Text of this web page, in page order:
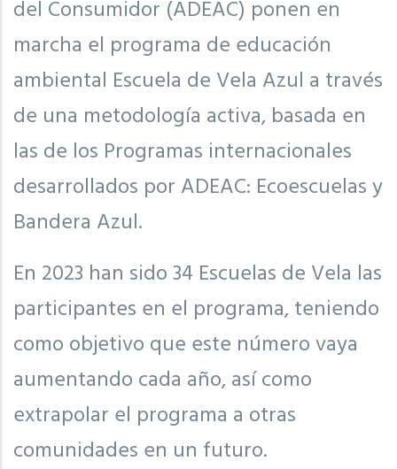
del Consumidor (ADEAC) ponen en
marcha el programa de educación
ambiental Escuela de Vela Azul a través
de una metodología activa, basada en
las de los Programas internacionales
desarrollados por ADEAC: Ecoescuelas y
Bandera Azul.
En 2023 han sido 34 Escuelas de Vela las
participantes en el programa, teniendo
como objetivo que este número vaya
aumentando cada año, así como
extrapolar el programa a otras
comunidades en un futuro.